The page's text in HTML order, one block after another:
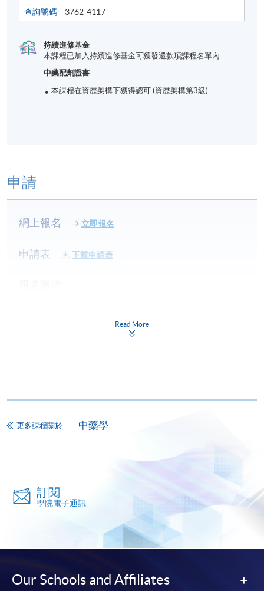
查詢號碼
3762-4117
持續進修基金
本課程已加入持續進修基金可獲發還款項課程名單內
中藥配劑證書
本課程在資歴架構下獲得認可 (資歴架構第3級)
申請
網上報名 立即報名
申請表 下載申請表
香港大學專業進修學院提供24小時網上報名及繳費服
務，申請人可通過網上申請個別學歷頒授課程和報讀
Alipay) 或 「轉數快」(FPS) 繳付學費。
填寫網上報名表格
申請人可按該課程網頁的右上角的
圖示進入網上服務網頁，然
後按照指示填妥網上報名表格。
某些課程須甄選入學，並要求申請人上載課程網頁
Read More
更多課程關於 中藥學
訂閱
學院電子通訊
Our Schools and Affiliates